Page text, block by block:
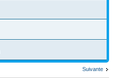
Suivante